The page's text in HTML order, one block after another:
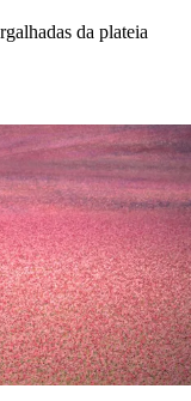
da plateia